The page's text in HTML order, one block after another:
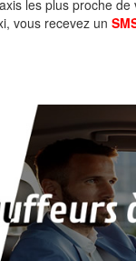
les plus proche de
vous recevez un